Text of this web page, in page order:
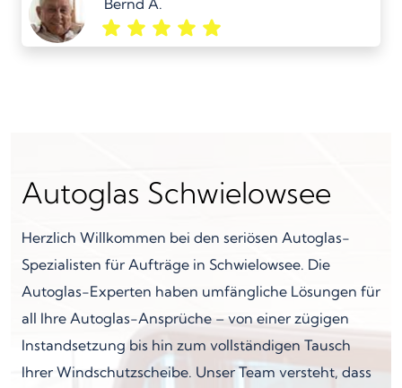
Autoglas Schwielowsee
Herzlich Willkommen bei den seriösen Autoglas-
Spezialisten für Aufträge in Schwielowsee. Die
Autoglas-Experten haben umfängliche Lösungen für
all Ihre Autoglas-Ansprüche – von einer zügigen
Instandsetzung bis hin zum vollständigen Tausch
Ihrer Windschutzscheibe. Unser Team versteht, dass